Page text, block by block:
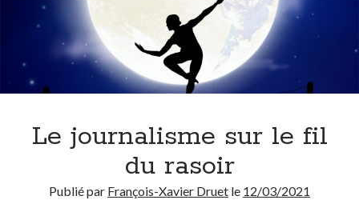
Le journalisme sur le fil
du rasoir
Publié par François-Xavier Druet le 12/03/2021